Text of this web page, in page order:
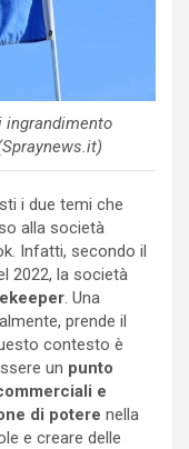
ingrandimento
i due temi che
alla società
Infatti, secondo il
2022, la società
. Una
prende il
contesto è
un punto
e
di potere nella
e creare delle